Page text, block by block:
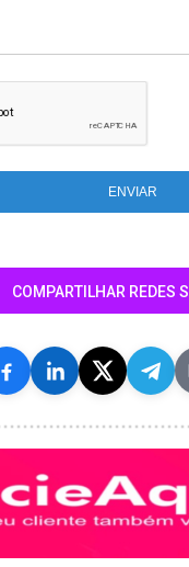
COMPARTILHAR REDES